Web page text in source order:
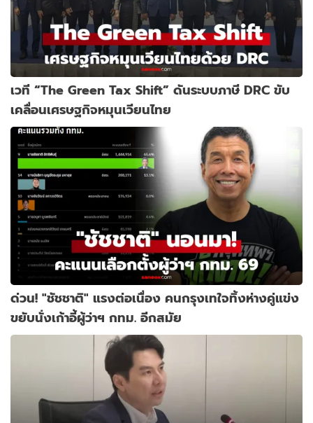
เวที “The Green Tax Shift” ดันระบบภาษี DRC ขับ
เคลื่อนเศรษฐกิจหมุนเวียนไทย
ด่วน! "ชัชชาติ" แรงต่อเนื่อง คนกรุงเทใจทิ้งห่างคู่แข่ง
ขยับนั่งเก้าอี้ผู้ว่าฯ กทม. อีกสมัย